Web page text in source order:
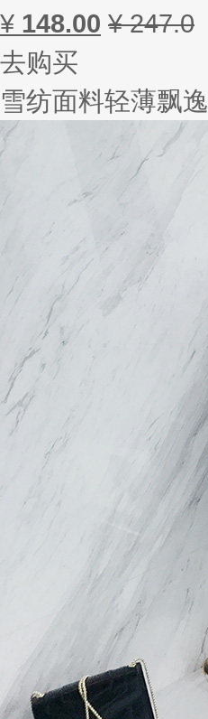
¥ 148.00 ¥ 247.0
去购买
雪纺面料轻薄飘逸